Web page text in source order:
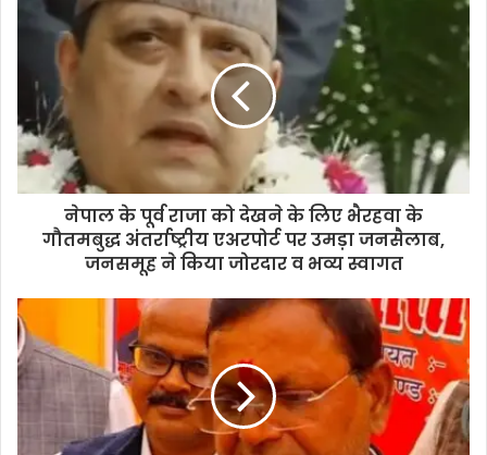
नेपाल के पूर्व राजा को देखने के लिए भैरहवा के
गौतमबुद्ध अंतर्राष्ट्रीय एअरपोर्ट पर उमड़ा जनसैलाब,
जनसमूह ने किया जोरदार व भव्य स्वागत